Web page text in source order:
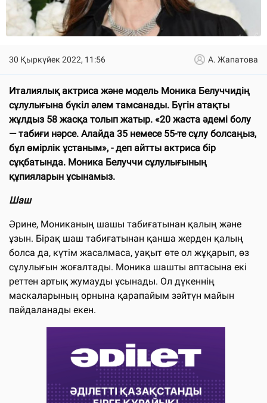
30 Қыркүйек 2022, 11:56 А. Жапатова
Италиялық актриса және модель Моника Белуччидің
сұлулығына бүкіл әлем тамсанады. Бүгін атақты
жұлдыз 58 жасқа толып жатыр. «20 жаста әдемі болу
— табиғи нәрсе. Алайда 35 немесе 55-те сұлу болсаңыз,
бұл өмірлік ұстаным», - деп айтты актриса бір
сұқбатында. Моника Белуччи сұлулығының
құпияларын ұсынамыз.
Шаш
Әрине, Мониканың шашы табиғатынан қалың және
ұзын. Бірақ шаш табиғатынан қанша жерден қалың
болса да, күтім жасалмаса, уақыт өте ол жұқарып, өз
сұлулығын жоғалтады. Моника шашты аптасына екі
реттен артық жумауды ұсынады. Ол дүкеннің
маскаларының орнына қарапайым зәйтүн майын
пайдаланады екен.